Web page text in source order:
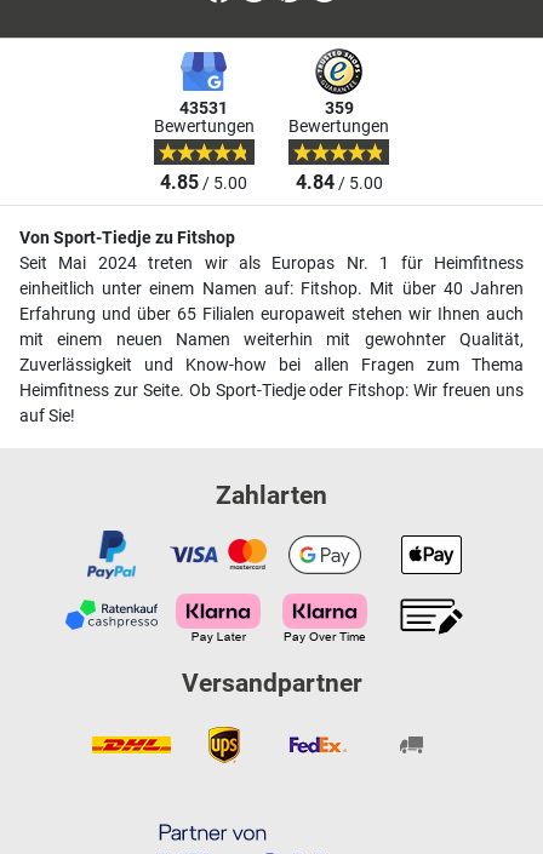
43531
Bewertungen
4.85/ 5.00
359
Bewertungen
4.84/ 5.00
Von Sport-Tiedje zu Fitshop
Seit Mai 2024 treten wir als Europas Nr. 1 für Heimfitness
einheitlich unter einem Namen auf: Fitshop. Mit über 40 Jahren
Erfahrung und über 65 Filialen europaweit stehen wir Ihnen auch
mit einem neuen Namen weiterhin mit gewohnter Qualität,
Zuverlässigkeit und Know-how bei allen Fragen zum Thema
Heimfitness zur Seite. Ob Sport-Tiedje oder Fitshop: Wir freuen uns
auf Sie!
Zahlarten
Versandpartner